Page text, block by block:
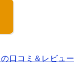
の口コミ＆レビュー